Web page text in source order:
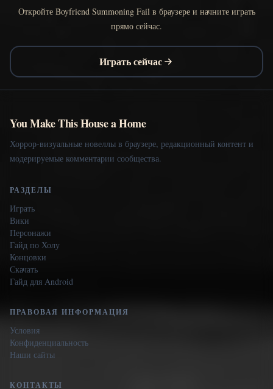
Откройте Boyfriend Summoning Fail в браузере и начните играть
прямо сейчас.
Играть сейчас
You Make This House a Home
Хоррор-визуальные новеллы в браузере, редакционный контент и
модерируемые комментарии сообщества.
РАЗДЕЛЫ
Играть
Вики
Персонажи
Гайд по Холу
Концовки
Скачать
Гайд для Android
ПРАВОВАЯ ИНФОРМАЦИЯ
Условия
Конфиденциальность
Наши сайты
КОНТАКТЫ